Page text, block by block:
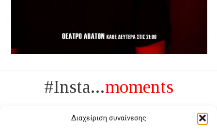
Διαχείριση συναίνεσης
#Insta...moments